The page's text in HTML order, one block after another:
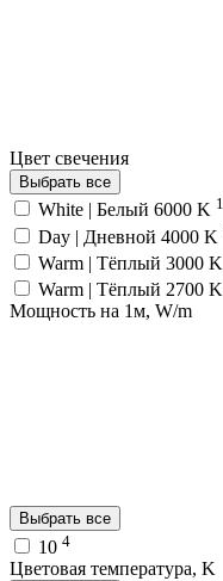
Цвет свечения
Выбрать все
White | Белый 6000 K 1
Day | Дневной 4000 K
Warm | Тёплый 3000 K
Warm | Тёплый 2700 K
Мощность на 1м, W/m
Выбрать все
10 4
Цветовая температура, K